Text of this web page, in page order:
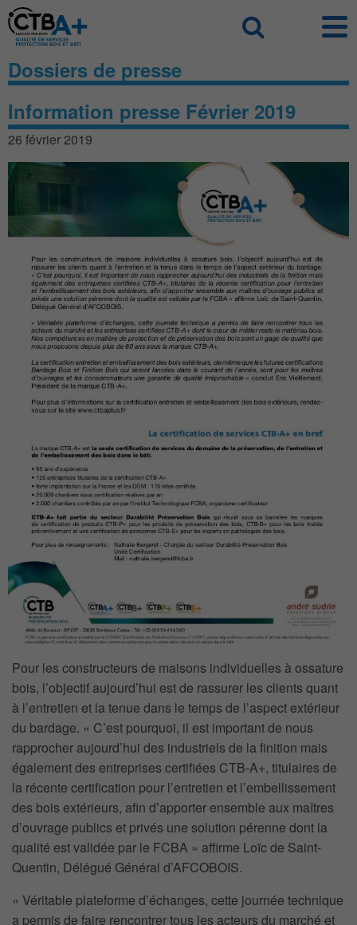
Panneau de gestion des cookies
Dossiers de presse
Information presse Février 2019
26 février 2019
Pour les constructeurs de maisons individuelles à ossature
bois, l’objectif aujourd’hui est de rassurer les clients quant
à l’entretien et la tenue dans le temps de l’aspect extérieur
du bardage. « C’est pourquoi, il est important de nous
rapprocher aujourd’hui des industriels de la finition mais
également des entreprises certifiées CTB-A+, titulaires de
la récente certification pour l’entretien et l’embellissement
des bois extérieurs, afin d’apporter ensemble aux maîtres
d’ouvrage publics et privés une solution pérenne dont la
qualité est validée par le FCBA » affirme Loïc de Saint-
Quentin, Délégué Général d’AFCOBOIS.
« Véritable plateforme d’échanges, cette journée technique
a permis de faire rencontrer tous les acteurs du marché et